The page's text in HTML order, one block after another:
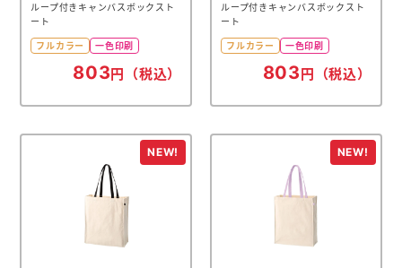
ループ付きキャンバスボックスト
ート
フルカラー 一色印刷
803円（税込）
ループ付きキャンバスボックスト
ート
フルカラー 一色印刷
803円（税込）